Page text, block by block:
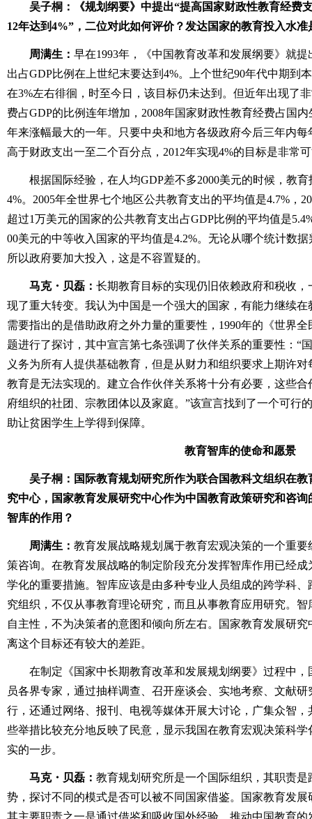
吴子桐：《规划纲要》中提出“提高国家财政性教育经费
12年达到4%”，二位对此如何评价？发达国家的教育投入水准
周满生： 早在1993年，《中国教育改革和发展纲要》就
出占GDP比例在上世纪末要达到4%。上个世纪90年代中期到
在3%左右徘徊，时至今日，该目标仍未达到。但近年出现了
费占GDP的比例连年增加，2008年国家财政性教育经费占国
年来涨幅最大的一年。只要中央和地方各级政府今后三年内
高于财政支出一至二个百分点，2012年实现4%的目标是非常
根据国际经验，在人均GDP差不多2000美元的时候，教
4%。2005年全世界七个地区公共教育支出的平均值是4.7%，
超过1万美元的国家的公共教育支出占GDP比例的平均值是
00美元的中等收入国家的平均值是4.2%。无论从哪个统计数
所以政府要加大投入，这是不容置疑的。
马克・贝磊： 长期教育目标的实现仍旧依赖政府和税收
现了重大转变。我认为中国是一个强大的国家，有能力继续
需要指出的是借助政府之外力量的重要性，1990年的《世界
题进行了探讨，其中宣言第七条强调了伙伴关系的重要性：“
义务为所有人提供基础教育，但是从财力和组织要求上期许
教育是无法实现的。建立合作伙伴关系将十分有必要，这些
府组织的社团、宗教团体以及家庭。”该宣言找到了一个可行
助让贫困学生上学得到保障。
教育智库的使命和愿景
吴子桐：国际教育规划研究所作为联合国教科文组织在
究中心，国家教育发展研究中心作为中国教育政策研究和咨
智库的作用？
周满生： 教育发展战略规划属于教育宏观决策的一个重
策咨询。在教育发展战略的制定阶段充分发挥智库作用已经
学化的重要措施。智库应该是由多种专业人员组成的跨学科
究组织，不仅从事教育理论研究，而且从事教育应用研究。
自主性，不为决策者的意图和倾向所左右。国家教育发展研
离这个目标还有较大的差距。
在制定《国家中长期教育改革和发展规划纲要》过程中
员各界专家，通过抽样调查、召开座谈会、实地考察、文献
行，还通过网络、报刊、电视等媒体开展大讨论，广集众智
些举措比较充分地反映了民意，显示我国在教育宏观决策科
实的一步。
马克・贝磊： 教育规划研究所是一个国际组织，其职责
势，探讨不同的模式是否可以被不同国家借鉴。国家教育发
其主要职责之一是通过借鉴和吸收国外经验，推动中国教育